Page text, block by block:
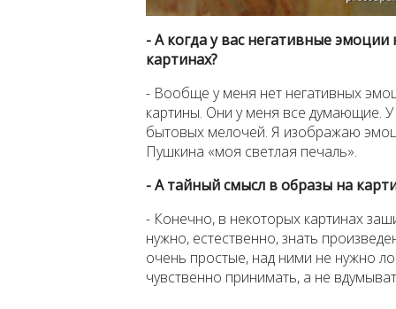
- А когда у вас негативные
картинах?
- Вообще у меня нет негативных
картины. Они у меня все думающие.
бытовых мелочей. Я изображаю
Пушкина «моя светлая печаль».
- А тайный смысл в образы на
- Конечно, в некоторых картинах
нужно, естественно, знать
очень простые, над ними не нужно
чувственно принимать, а не